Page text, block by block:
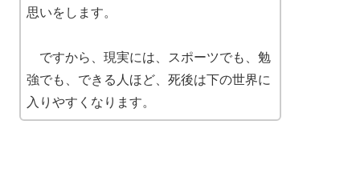
思いをします。
ですから、現実には、スポーツでも、勉
強でも、できる人ほど、死後は下の世界に
入りやすくなります。